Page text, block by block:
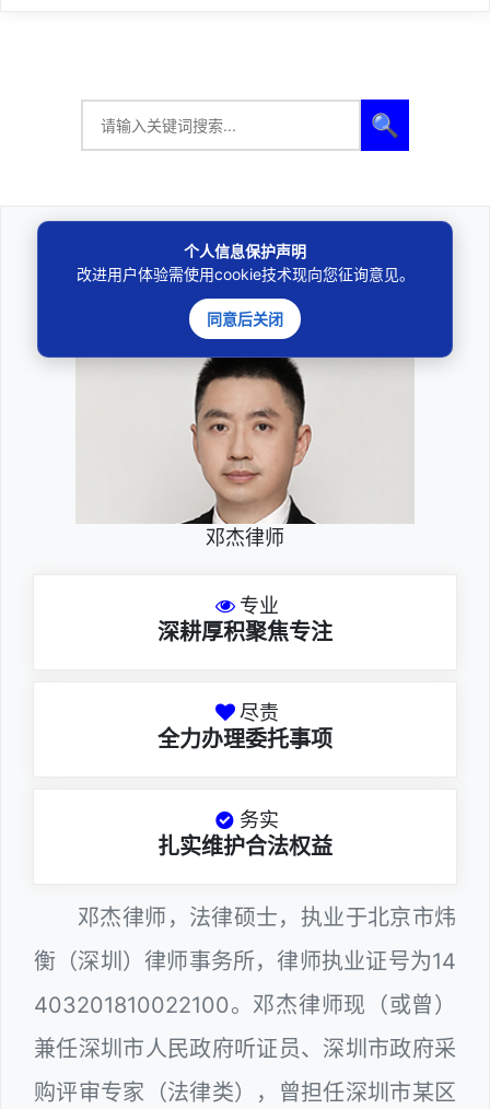
🔍
法律咨询
————受人之托、忠人之事————
邓杰律师
专业
深耕厚积聚焦专注
尽责
全力办理委托事项
务实
扎实维护合法权益
邓杰律师，法律硕士，执业于北京市炜
衡（深圳）律师事务所，律师执业证号为14
403201810022100。邓杰律师现（或曾）
兼任深圳市人民政府听证员、深圳市政府采
购评审专家（法律类），曾担任深圳市某区
个人信息保护声明
改进用户体验需使用cookie技术现向您征询意见。
同意后关闭